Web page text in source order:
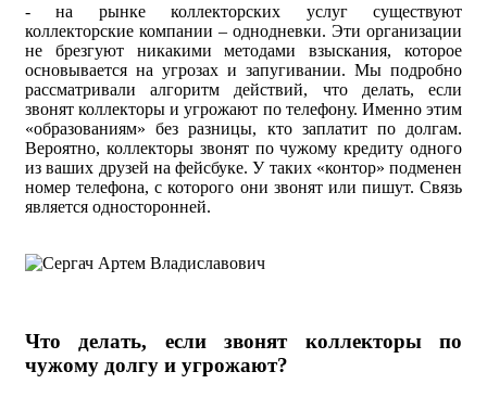
- на рынке коллекторских услуг существуют
коллекторские компании – однодневки. Эти организации
не брезгуют никакими методами взыскания, которое
основывается на угрозах и запугивании. Мы подробно
рассматривали алгоритм действий, что делать, если
звонят коллекторы и угрожают по телефону. Именно этим
«образованиям» без разницы, кто заплатит по долгам.
Вероятно, коллекторы звонят по чужому кредиту одного
из ваших друзей на фейсбуке. У таких «контор» подменен
номер телефона, с которого они звонят или пишут. Связь
является односторонней.
Что делать, если звонят коллекторы по
чужому долгу и угрожают?